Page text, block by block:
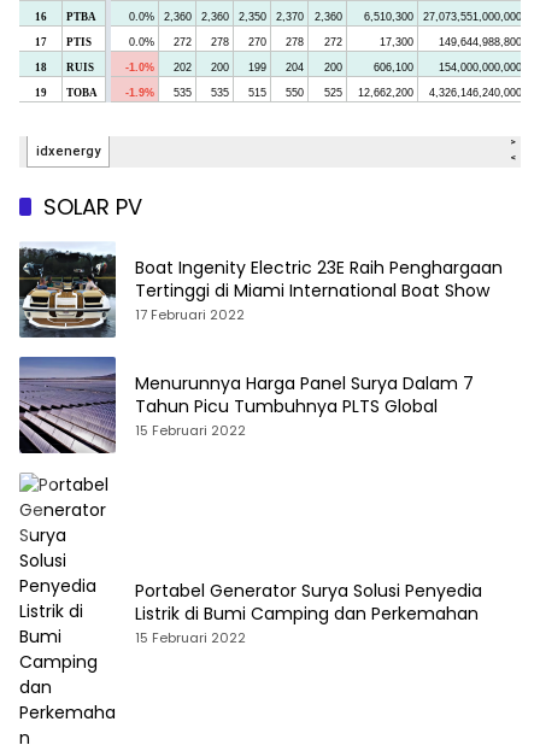
SOLAR PV
Boat Ingenity Electric 23E Raih Penghargaan
Tertinggi di Miami International Boat Show
17 Februari 2022
Menurunnya Harga Panel Surya Dalam 7
Tahun Picu Tumbuhnya PLTS Global
15 Februari 2022
Portabel Generator Surya Solusi Penyedia
Listrik di Bumi Camping dan Perkemahan
15 Februari 2022